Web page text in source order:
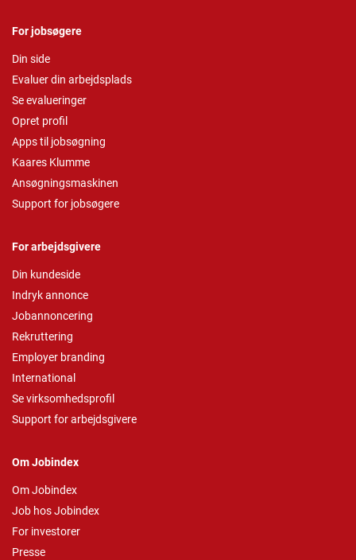
For jobsøgere
Din side
Evaluer din arbejdsplads
Se evalueringer
Opret profil
Apps til jobsøgning
Kaares Klumme
Ansøgningsmaskinen
Support for jobsøgere
For arbejdsgivere
Din kundeside
Indryk annonce
Jobannoncering
Rekruttering
Employer branding
International
Se virksomhedsprofil
Support for arbejdsgivere
Om Jobindex
Om Jobindex
Job hos Jobindex
For investorer
Presse